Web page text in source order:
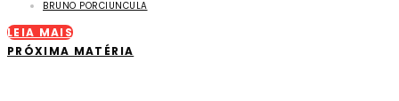
BRUNO PORCIUNCULA
LEIA MAIS
PRÓXIMA MATÉRIA